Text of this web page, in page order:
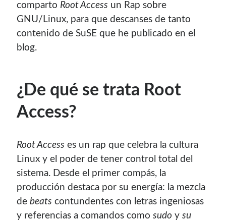
comparto Root Access un Rap sobre
GNU/Linux, para que descanses de tanto
contenido de SuSE que he publicado en el
blog.
¿De qué se trata Root
Access?
Root Access es un rap que celebra la cultura
Linux y el poder de tener control total del
sistema. Desde el primer compás, la
producción destaca por su energía: la mezcla
debeats contundentes con letras ingeniosas
y referencias a comandos comosudo ysu